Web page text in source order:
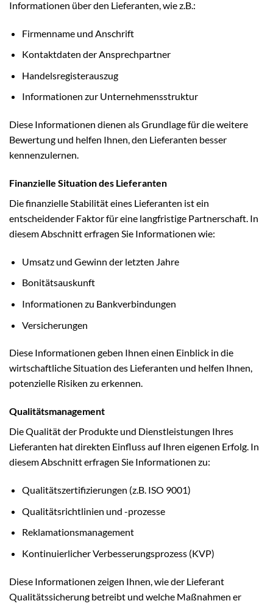
Informationen über den Lieferanten, wie z.B.:
Firmenname und Anschrift
Kontaktdaten der Ansprechpartner
Handelsregisterauszug
Informationen zur Unternehmensstruktur
Diese Informationen dienen als Grundlage für die weitere
Bewertung und helfen Ihnen, den Lieferanten besser
kennenzulernen.
Finanzielle Situation des Lieferanten
Die finanzielle Stabilität eines Lieferanten ist ein
entscheidender Faktor für eine langfristige Partnerschaft. In
diesem Abschnitt erfragen Sie Informationen wie:
Umsatz und Gewinn der letzten Jahre
Bonitätsauskunft
Informationen zu Bankverbindungen
Versicherungen
Diese Informationen geben Ihnen einen Einblick in die
wirtschaftliche Situation des Lieferanten und helfen Ihnen,
potenzielle Risiken zu erkennen.
Qualitätsmanagement
Die Qualität der Produkte und Dienstleistungen Ihres
Lieferanten hat direkten Einfluss auf Ihren eigenen Erfolg. In
diesem Abschnitt erfragen Sie Informationen zu:
Qualitätszertifizierungen (z.B. ISO 9001)
Qualitätsrichtlinien und -prozesse
Reklamationsmanagement
Kontinuierlicher Verbesserungsprozess (KVP)
Diese Informationen zeigen Ihnen, wie der Lieferant
Qualitätssicherung betreibt und welche Maßnahmen er